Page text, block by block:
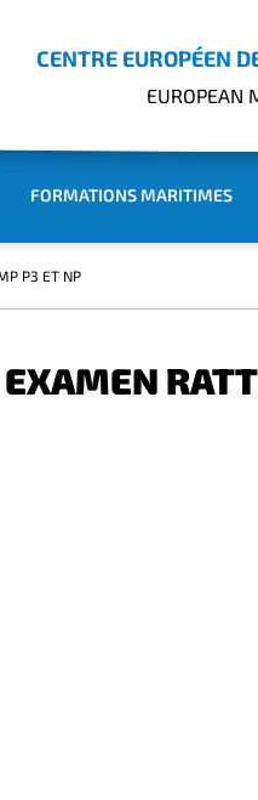
CENTRE EUROPÉEN
EUROPEAN
FORMATIONS MARITIMES
P3 ET NP
EXAMEN